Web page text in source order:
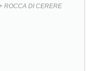
ROCCA DI CERERE